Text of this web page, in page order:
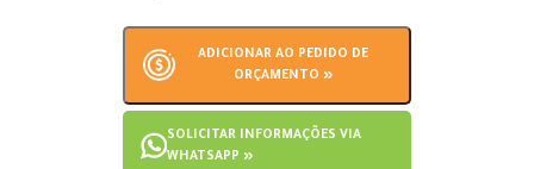
ADICIONAR AO PEDIDO DE
ORÇAMENTO »
SOLICITAR INFORMAÇÕES VIA
WHATSAPP »